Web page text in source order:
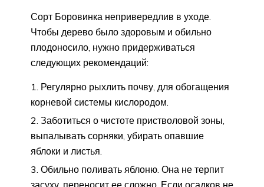
Сорт Боровинка непривередлив в уходе.
Чтобы дерево было здоровым и обильно
плодоносило, нужно придерживаться
следующих рекомендаций:
Регулярно рыхлить почву, для обогащения
корневой системы кислородом.
Заботиться о чистоте пристволовой зоны,
выпалывать сорняки, убирать опавшие
яблоки и листья.
Обильно поливать яблоню. Она не терпит
засуху, переносит ее сложно. Если осадков не